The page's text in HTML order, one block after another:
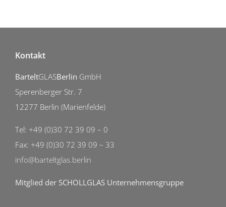
Kontakt
BarteltGLASBerlin GmbH
Sperenberger Str. 7
12277 Berlin (Marienfelde)
Tel: +49 (0)30 72 39 09 – 0
Fax: +49 (0)30 72 39 09 – 33
info@barteltglas.berlin
Mitglied der SCHOLLGLAS Unternehmensgruppe